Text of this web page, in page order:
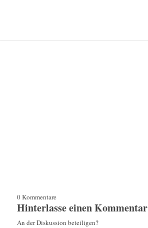
0Kommentare
Hinterlasse einen Kommentar
An der Diskussion beteiligen?